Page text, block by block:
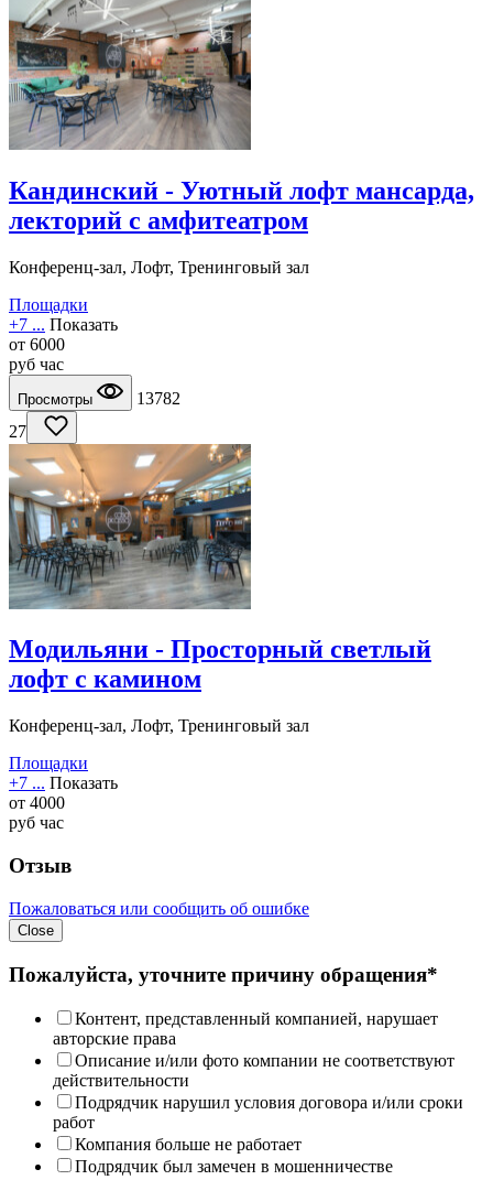
Кандинский - Уютный лофт мансарда,
лекторий с амфитеатром
Конференц-зал, Лофт, Тренинговый зал
Площадки
+7 ... Показать
от 6000
руб час
Просмотры
13782
27
Модильяни - Просторный светлый
лофт с камином
Конференц-зал, Лофт, Тренинговый зал
Площадки
+7 ... Показать
от 4000
руб час
Отзыв
Пожаловаться или сообщить об ошибке
Close
Пожалуйста, уточните причину обращения*
Контент, представленный компанией, нарушает
авторские права
Описание и/или фото компании не соответствуют
действительности
Подрядчик нарушил условия договора и/или сроки
работ
Компания больше не работает
Подрядчик был замечен в мошенничестве